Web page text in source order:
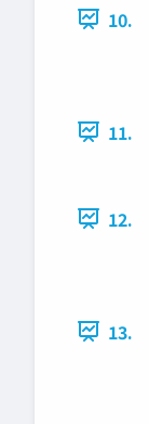
10.
11.
12.
13.